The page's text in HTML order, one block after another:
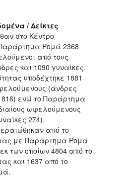
/ Δείκτες
στο Κέντρο
Ρομά 2368
από τους
και 1090 γυναίκες.
υποδέχτηκε 1881
(άνδρες
816) ενώ το Παράρτημα
ωφελούμενους
274).
από το
με Παράρτημα Ρομά
των οποίων 4804 από το
και 1637 από το